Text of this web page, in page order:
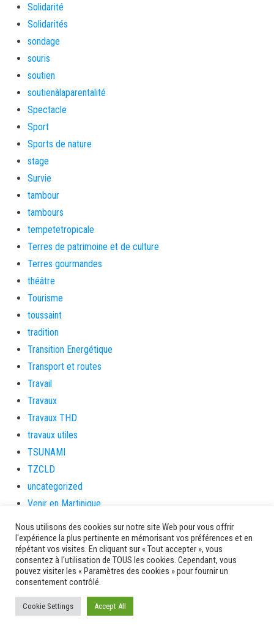
Solidarité
Solidarités
sondage
souris
soutien
soutienàlaparentalité
Spectacle
Sport
Sports de nature
stage
Survie
tambour
tambours
tempetetropicale
Terres de patrimoine et de culture
Terres gourmandes
théâtre
Tourisme
toussaint
tradition
Transition Energétique
Transport et routes
Travail
Travaux
Travaux THD
travaux utiles
TSUNAMI
TZCLD
uncategorized
Venir en Martinique
Video
vidététladjéko
Vie Municipale
Viechere
vigilanceROUGE
Village artisanal
Nous utilisons des cookies sur notre site Web pour vous offrir
l'expérience la plus pertinente en mémorisant vos préférences et en
répétant vos visites. En cliquant sur « Tout accepter », vous
consentez à l'utilisation de TOUS les cookies. Cependant, vous
pouvez visiter les « Paramètres des cookies » pour fournir un
consentement contrôlé.
Cookie Settings Accept All